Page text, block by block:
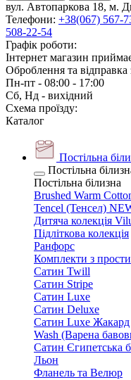
вул. Автопаркова 18, м.
Телефони: +38(067) 567-
508-22-54
Графік роботи:
Інтернет магазин
Оброблення та відправка
Пн-пт - 08:00 - 17:00
Сб, Нд - вихідний
Схема проїзду:
Каталог
Постільна
Постільна
Постільна білизна
Brushed Warm
Tencel (Тенсел)
Дитяча колекція
Підліткова колекція
Ранфорс
Комплекти з
Сатин Twill
Сатин Stripe
Сатин Luxe
Сатин Deluxe
Сатин Luxe Жакард
Wash (Варена
Сатин Єгипетська
Льон
Фланель та Велюр